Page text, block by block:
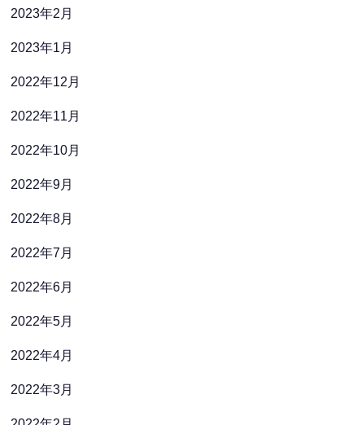
2023年2月
2023年1月
2022年12月
2022年11月
2022年10月
2022年9月
2022年8月
2022年7月
2022年6月
2022年5月
2022年4月
2022年3月